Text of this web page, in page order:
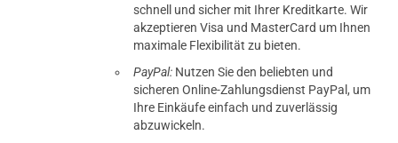
schnell und sicher mit Ihrer Kreditkarte. Wir
akzeptieren Visa und MasterCard um Ihnen
maximale Flexibilität zu bieten.
PayPal: Nutzen Sie den beliebten und
sicheren Online-Zahlungsdienst PayPal, um
Ihre Einkäufe einfach und zuverlässig
abzuwickeln.